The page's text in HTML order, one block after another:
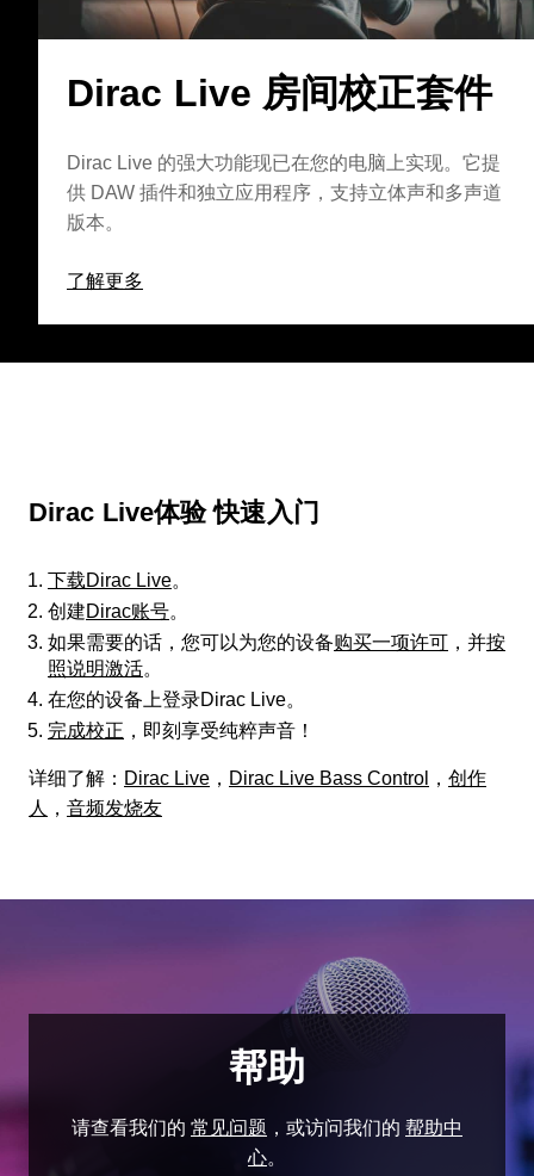
Dirac Live 房间校正套件
Dirac Live 的强大功能现已在您的电脑上实现。它提
供 DAW 插件和独立应用程序，支持立体声和多声道
版本。
了解更多
Dirac Live体验 快速入门
下载Dirac Live。
创建Dirac账号。
如果需要的话，您可以为您的设备购买一项许可 ，并按
照说明激活。
在您的设备上登录Dirac Live。
完成校正 ，即刻享受纯粹声音！
详细了解： Dirac Live ， Dirac Live Bass Control ， 创作
人
， 音频发烧友
帮助
请查看我们的 常见问题 ，或访问我们的 帮助中
心。